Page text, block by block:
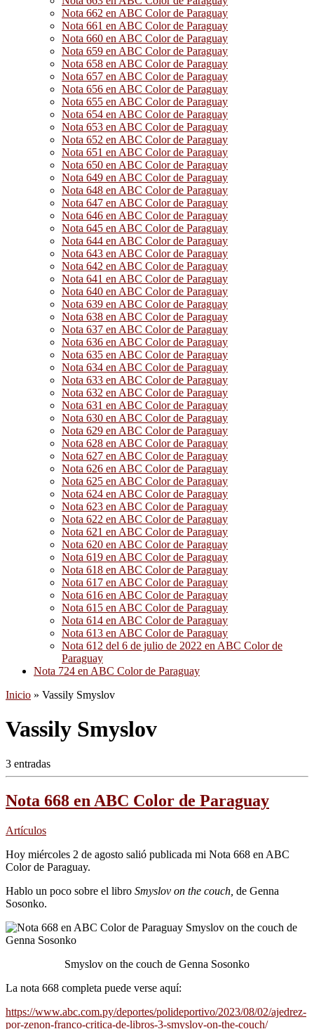
Nota 662 en ABC Color de Paraguay
Nota 661 en ABC Color de Paraguay
Nota 660 en ABC Color de Paraguay
Nota 659 en ABC Color de Paraguay
Nota 658 en ABC Color de Paraguay
Nota 657 en ABC Color de Paraguay
Nota 656 en ABC Color de Paraguay
Nota 655 en ABC Color de Paraguay
Nota 654 en ABC Color de Paraguay
Nota 653 en ABC Color de Paraguay
Nota 652 en ABC Color de Paraguay
Nota 651 en ABC Color de Paraguay
Nota 650 en ABC Color de Paraguay
Nota 649 en ABC Color de Paraguay
Nota 648 en ABC Color de Paraguay
Nota 647 en ABC Color de Paraguay
Nota 646 en ABC Color de Paraguay
Nota 645 en ABC Color de Paraguay
Nota 644 en ABC Color de Paraguay
Nota 643 en ABC Color de Paraguay
Nota 642 en ABC Color de Paraguay
Nota 641 en ABC Color de Paraguay
Nota 640 en ABC Color de Paraguay
Nota 639 en ABC Color de Paraguay
Nota 638 en ABC Color de Paraguay
Nota 637 en ABC Color de Paraguay
Nota 636 en ABC Color de Paraguay
Nota 635 en ABC Color de Paraguay
Nota 634 en ABC Color de Paraguay
Nota 633 en ABC Color de Paraguay
Nota 632 en ABC Color de Paraguay
Nota 631 en ABC Color de Paraguay
Nota 630 en ABC Color de Paraguay
Nota 629 en ABC Color de Paraguay
Nota 628 en ABC Color de Paraguay
Nota 627 en ABC Color de Paraguay
Nota 626 en ABC Color de Paraguay
Nota 625 en ABC Color de Paraguay
Nota 624 en ABC Color de Paraguay
Nota 623 en ABC Color de Paraguay
Nota 622 en ABC Color de Paraguay
Nota 621 en ABC Color de Paraguay
Nota 620 en ABC Color de Paraguay
Nota 619 en ABC Color de Paraguay
Nota 618 en ABC Color de Paraguay
Nota 617 en ABC Color de Paraguay
Nota 616 en ABC Color de Paraguay
Nota 615 en ABC Color de Paraguay
Nota 614 en ABC Color de Paraguay
Nota 613 en ABC Color de Paraguay
Nota 612 del 6 de julio de 2022 en ABC Color de
Paraguay
Nota 724 en ABC Color de Paraguay
Inicio » Vassily Smyslov
Vassily Smyslov
3 entradas
Nota 668 en ABC Color de Paraguay
Artículos
Hoy miércoles 2 de agosto salió publicada mi Nota 668 en ABC
Color de Paraguay.
Hablo un poco sobre el libro Smyslov on the couch, de Genna
Sosonko.
Smyslov on the couch de Genna Sosonko
La nota 668 completa puede verse aquí:
https://www.abc.com.py/deportes/polideportivo/2023/08/02/ajedrez-
por-zenon-franco-critica-de-libros-3-smyslov-on-the-couch/